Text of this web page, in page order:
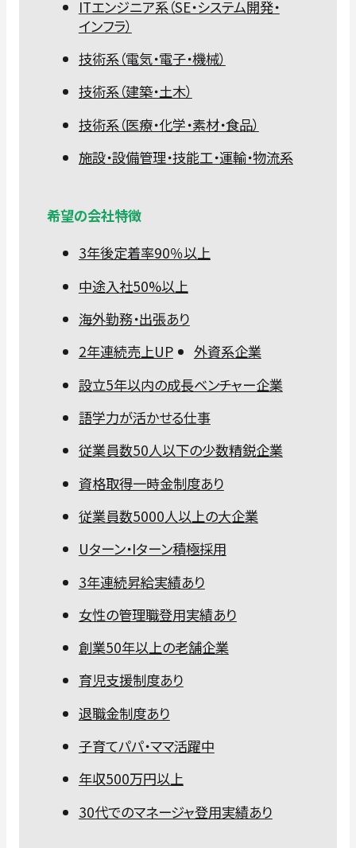
ITエンジニア系（SE・システム開発・
インフラ）
技術系（電気・電子・機械）
技術系（建築・土木）
技術系（医療・化学・素材・食品）
施設・設備管理・技能工・運輸・物流系
希望の会社特徴
3年後定着率90％以上
中途入社50%以上
海外勤務・出張あり
2年連続売上UP
外資系企業
設立5年以内の成長ベンチャー企業
語学力が活かせる仕事
従業員数50人以下の少数精鋭企業
資格取得一時金制度あり
従業員数5000人以上の大企業
Uターン・Iターン積極採用
3年連続昇給実績あり
女性の管理職登用実績あり
創業50年以上の老舗企業
育児支援制度あり
退職金制度あり
子育てパパ・ママ活躍中
年収500万円以上
30代でのマネージャ登用実績あり